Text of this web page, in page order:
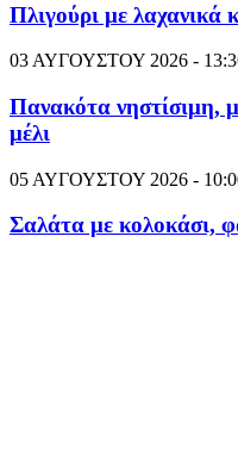
Πλιγούρι με λαχανικά
03 ΑΥΓΟΥΣΤΟΥ 2026 -
Πανακότα νηστίσιμη,
μέλι
05 ΑΥΓΟΥΣΤΟΥ 2026 -
Σαλάτα με κολοκάσι,